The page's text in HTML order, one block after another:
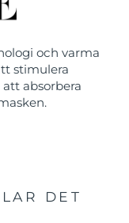
och varma
stimulera
absorbera
DET